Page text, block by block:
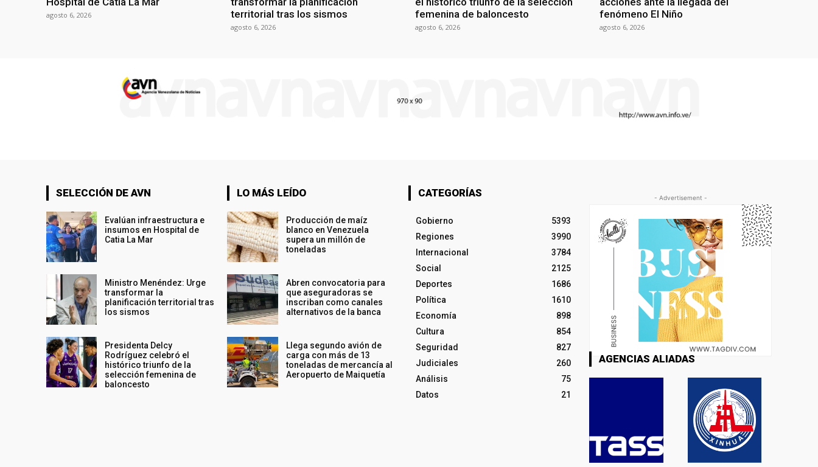
agosto 6, 2026
territorial tras los sismos
agosto 6, 2026
femenina de baloncesto
agosto 6, 2026
fenómeno El Niño
agosto 6, 2026
SELECCIÓN DE AVN
Evalúan infraestructura e
insumos en Hospital de
Catia La Mar
Ministro Menéndez: Urge
transformar la
planificación territorial tras
los sismos
Presidenta Delcy
Rodríguez celebró el
histórico triunfo de la
selección femenina de
baloncesto
LO MÁS LEÍDO
Producción de maíz
blanco en Venezuela
supera un millón de
toneladas
Abren convocatoria para
que aseguradoras se
inscriban como canales
alternativos de la banca
Llega segundo avión de
carga con más de 13
toneladas de mercancía al
Aeropuerto de Maiquetía
CATEGORÍAS
Gobierno
5393
Regiones
3990
Internacional
3784
Social
2125
Deportes
1686
Política
1610
Economía
898
Cultura
854
Seguridad
827
Judiciales
260
Análisis
75
Datos
21
- Advertisement -
AGENCIAS ALIADAS